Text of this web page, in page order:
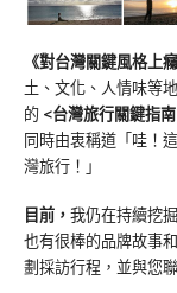
《對台灣關鍵風格上癮
土、文化、人情味等
的 <台灣旅行關鍵指
同時由衷稱道「哇！
灣旅行！」
目前， 我仍在持續挖
也有很棒的品牌故事
劃採訪行程，並與您